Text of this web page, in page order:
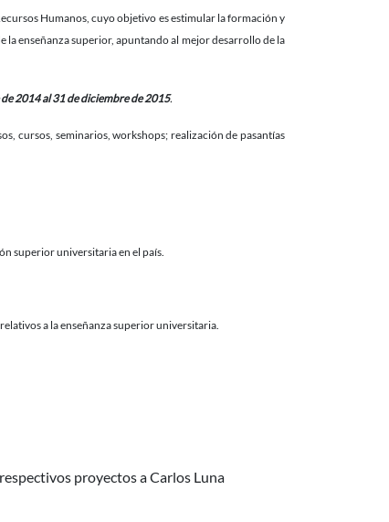
Humanos, cuyo objetivo es estimular la formación y
la enseñanza superior, apuntando al mejor desarrollo de la
2014 al 31 de diciembre de 2015.
cursos, seminarios, workshops; realización de pasantías
superior universitaria en el país.
a la enseñanza superior universitaria.
proyectos a Carlos Luna